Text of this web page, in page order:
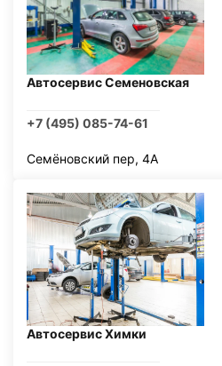
Автосервис Семеновская
+7 (495) 085-74-61
Семёновский пер, 4А
Автосервис Химки